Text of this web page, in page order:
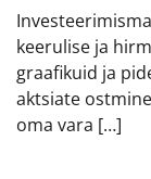
keerulise ja
graafikuid ja
aktsiate
oma vara […]